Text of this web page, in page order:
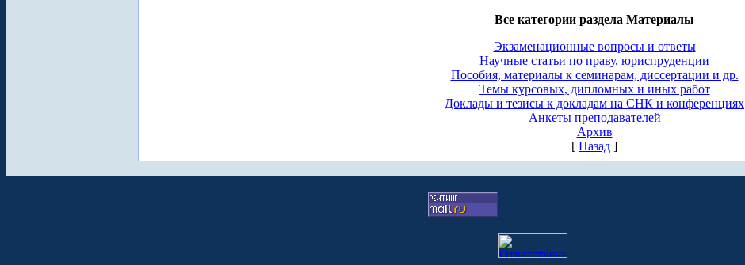
Все категории раздела Материалы
Экзаменационные вопросы и ответы
Научные статьи по праву, юриспруденции
Пособия, материалы к семинарам, диссертации и др.
Темы курсовых, дипломных и иных работ
Доклады и тезисы к докладам на СНК и конференциях
Анкеты преподавателей
Архив
[ Назад ]